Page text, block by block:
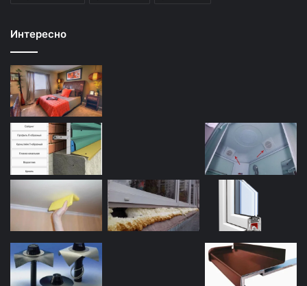
Интересно